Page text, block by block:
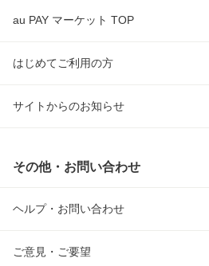
au PAY マーケット TOP
はじめてご利用の方
サイトからのお知らせ
その他・お問い合わせ
ヘルプ・お問い合わせ
ご意見・ご要望